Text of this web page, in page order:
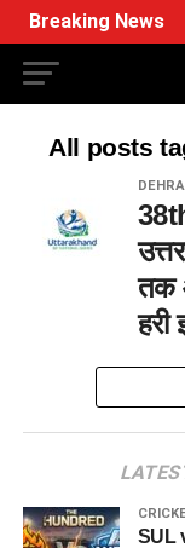
Breaking NewsSUL
All posts
तक
हरी
SUL